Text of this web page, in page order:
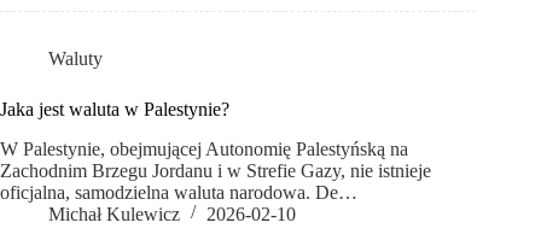
Waluty
Jaka jest waluta w Palestynie?
W Palestynie, obejmującej Autonomię Palestyńską na
Zachodnim Brzegu Jordanu i w Strefie Gazy, nie istnieje
oficjalna, samodzielna waluta narodowa. De…
Michał Kulewicz
2026-02-10